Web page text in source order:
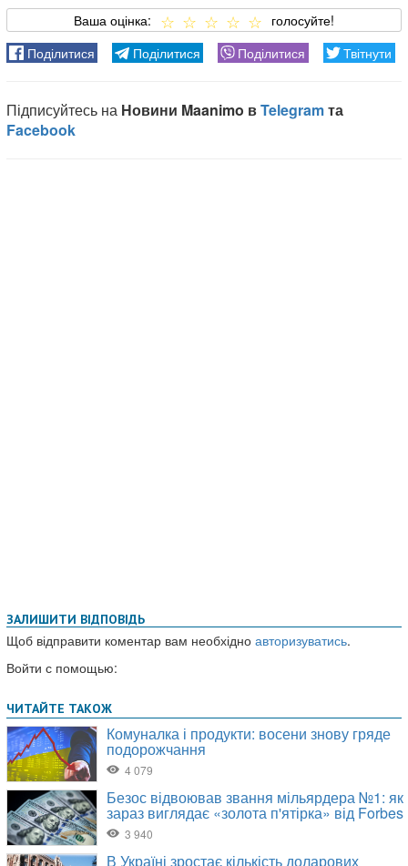
ЗАЛИШИТИ ВІДПОВІДЬ
Щоб відправити коментар вам необхідно авторизуватись.
Войти с помощью: